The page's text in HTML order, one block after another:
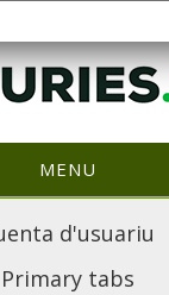
MENU
d'usuariu
Primary tabs